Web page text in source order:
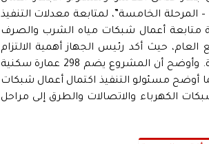
الخامسة”، لمتابعة معدلات التنفيذ
متابعة أعمال شبكات مياه الشرب والصرف
حيث أكد رئيس الجهاز أهمية الالتزام
بالجداول الزمنية المحددة والانتهاء من الأعمال وفق أعلى معايير الجودة. وأوضح أن المشروع يضم 298 عمارة سكنية
90 مترًا مربعًا للوحدة، فيما أوضح مسئولو التنفيذ اكتمال أعمال شبكات
الكهرباء والاتصالات والطرق إلى مراحل